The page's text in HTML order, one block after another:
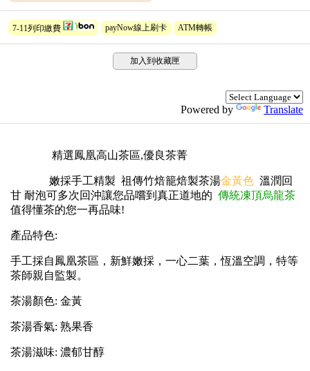
7-11列印繳費 payNow線上刷卡 ATM轉帳
加入到收藏匣
Powered by Translate
精選鳳凰高山茶區,優良茶菁
嫩採手工精製 祖傳竹焙籠焙製茶湯金黃色溫潤回
甘 耐泡可多次回沖讓您品嚐到真正道地的 傳統凍頂烏龍茶
值得懂茶的您一再品味!
產品特色:
手工採自鳳凰茶區，新鮮嫩採，一心二葉，恆溫空調，特等
茶師親自監製。
茶湯顏色: 金黃
茶湯香氣: 熟果香
茶湯滋味: 濃郁甘醇